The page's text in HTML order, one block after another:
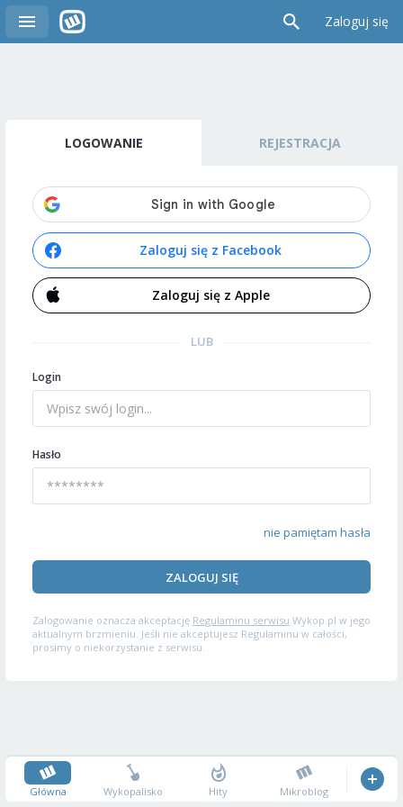
Zaloguj się
LOGOWANIE REJESTRACJA
Zaloguj się z Facebook
Zaloguj się z Apple
LUB
Login
Hasło
nie pamiętam hasła
ZALOGUJ SIĘ
Zalogowanie oznacza akceptację Regulaminu serwisu Wykop.pl w jego
aktualnym brzmieniu. Jeśli nie akceptujesz Regulaminu w całości,
prosimy o niekorzystanie z serwisu.
Główna Wykopalisko Hity Mikroblog